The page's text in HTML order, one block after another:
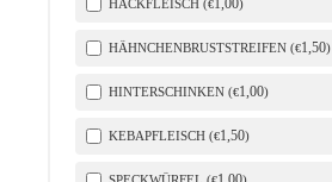
HACKFLEISCH (€1,00)
HÄHNCHENBRUSTSTREIFEN (€1,50)
HINTERSCHINKEN (€1,00)
KEBAPFLEISCH (€1,50)